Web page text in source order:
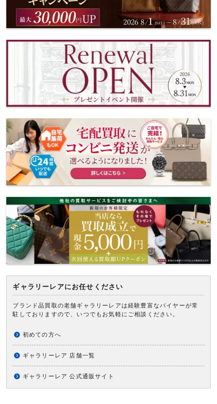
ギャラリーレアにお任せください
ブランド品買取の老舗ギャラリーレアは経験豊富なバイヤーが常
駐しておりますので、いつでもお気軽にご相談ください。
初めての方へ
ギャラリーレア 店舗一覧
ギャラリーレア 公式通販サイト